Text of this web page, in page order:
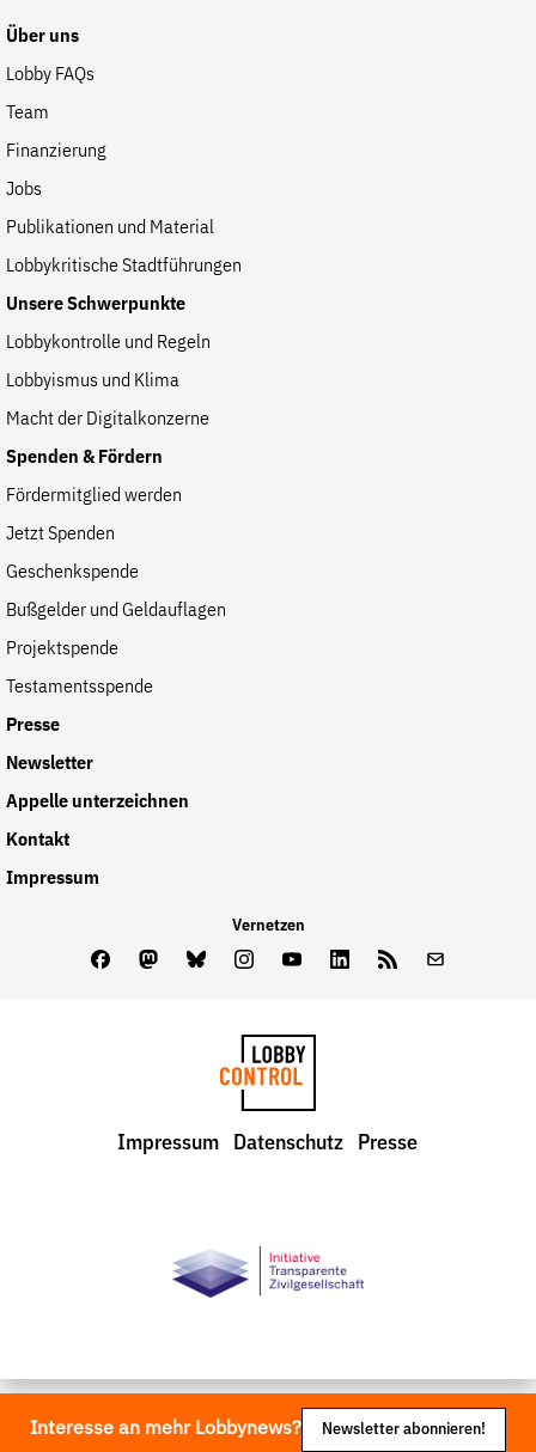
Über uns
Lobby FAQs
Team
Finanzierung
Jobs
Publikationen und Material
Lobbykritische Stadtführungen
Unsere Schwerpunkte
Lobbykontrolle und Regeln
Lobbyismus und Klima
Macht der Digitalkonzerne
Spenden & Fördern
Fördermitglied werden
Jetzt Spenden
Geschenkspende
Bußgelder und Geldauflagen
Projektspende
Testamentsspende
Presse
Newsletter
Appelle unterzeichnen
Kontakt
Impressum
Vernetzen
FacebookMastodon
BlueskyInstagram
YoutubeLinkedInFeed
LobbyControl
Impressum Datenschutz Presse
Interesse an mehr Lobbynews? Newsletter abonnieren!